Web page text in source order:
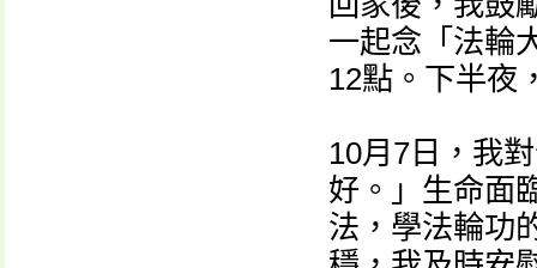
一起念「法輪
12點。下半夜
10月7日，我
好。」生命面
法，學法輪功